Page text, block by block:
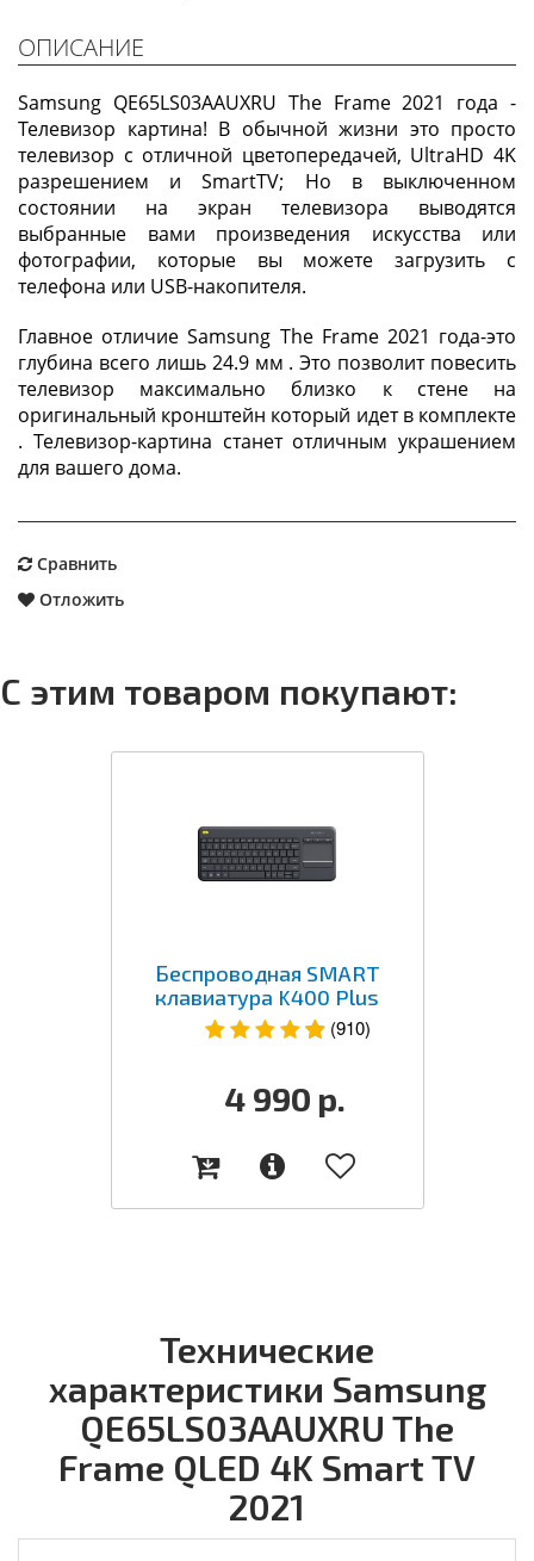
ОПИСАНИЕ
Samsung QE65LS03AAUXRU The Frame 2021 года -
Телевизор картина! В обычной жизни это просто
телевизор с отличной цветопередачей, UltraHD 4K
разрешением и SmartTV; Но в выключенном
состоянии на экран телевизора выводятся
выбранные вами произведения искусства или
фотографии, которые вы можете загрузить с
телефона или USB-накопителя.
Главное отличие Samsung The Frame 2021 года-это
глубина всего лишь 24.9 мм . Это позволит повесить
телевизор максимально близко к стене на
оригинальный кронштейн который идет в комплекте
. Телевизор-картина станет отличным украшением
для вашего дома.
Сравнить
Отложить
С этим товаром покупают:
Беспроводная SMART
клавиатура K400 Plus
(910)
4 990 р.
Технические
характеристики Samsung
QE65LS03AAUXRU The
Frame QLED 4K Smart TV
2021